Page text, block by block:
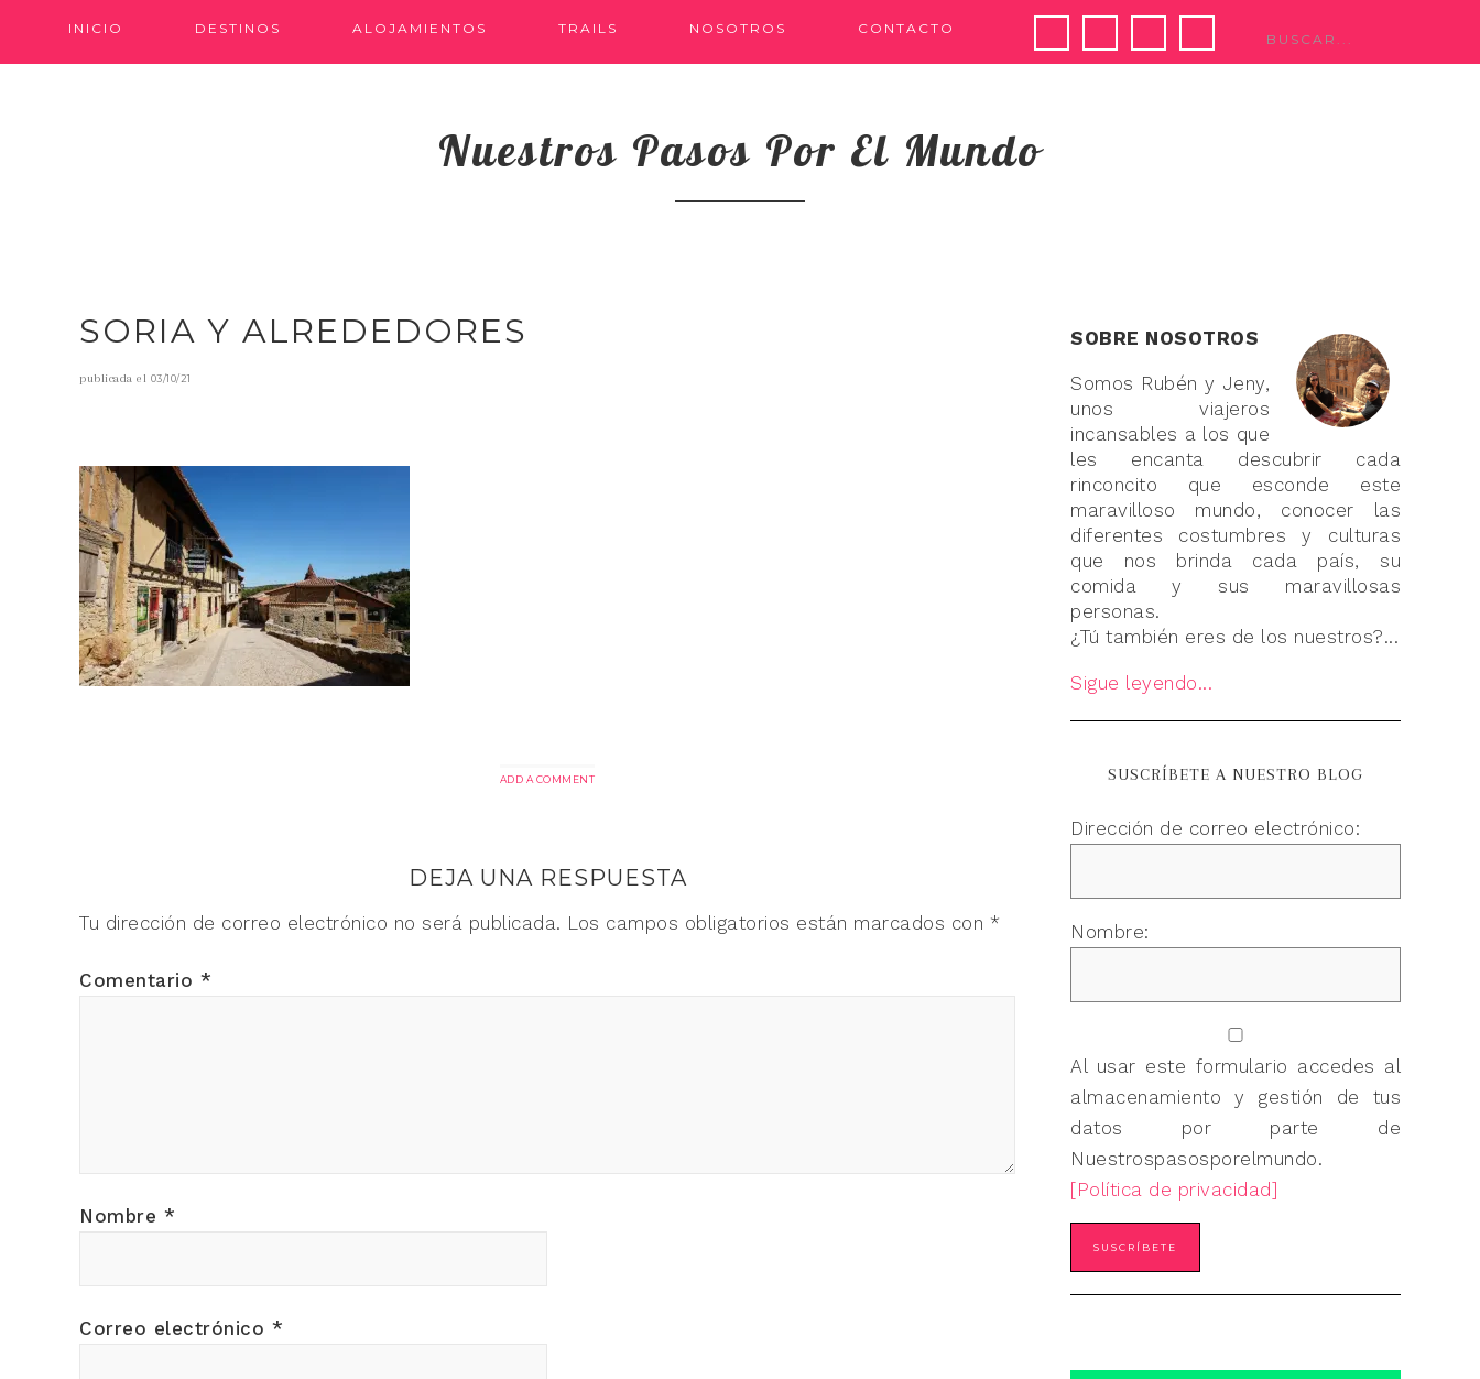
INICIO DESTINOS ALOJAMIENTOS TRAILS NOSOTROS CONTACTO
Nuestros Pasos Por El Mundo
SORIA Y ALREDEDORES
publicada el 03/10/21
ADD A COMMENT
DEJA UNA RESPUESTA
Tu dirección de correo electrónico no será publicada. Los campos obligatorios están marcados con *
Comentario *
Nombre *
Correo electrónico *
SOBRE NOSOTROS
Somos Rubén y Jeny,
unos viajeros
incansables a los que
les encanta descubrir cada
rinconcito que esconde este
maravilloso mundo, conocer las
diferentes costumbres y culturas
que nos brinda cada país, su
comida y sus maravillosas
personas.
¿Tú también eres de los nuestros?...
Sigue leyendo...
SUSCRÍBETE A NUESTRO BLOG
Dirección de correo electrónico:
Nombre:
Al usar este formulario accedes al
almacenamiento y gestión de tus
datos por parte de
Nuestrospasosporelmundo.
[Política de privacidad]